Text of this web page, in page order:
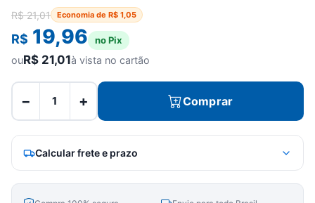
R$21,01 Economia de R$ 1,05
R$ 19,96 no Pix
ouR$ 21,01à vista no cartão
− + Comprar
Calcular frete e prazo